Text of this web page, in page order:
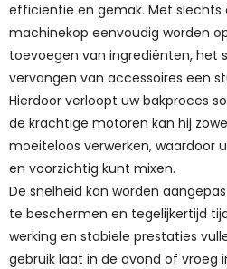
efficiëntie en gemak. Met slechts
machinekop eenvoudig worden
toevoegen van ingrediënten, het
vervangen van accessoires een
Hierdoor verloopt uw ​​bakproces
de krachtige motoren kan hij
moeiteloos verwerken, waardoor
en voorzichtig kunt mixen.
De snelheid kan worden
te beschermen en tegelijkertijd
werking en stabiele prestaties
gebruik laat in de avond of vroeg